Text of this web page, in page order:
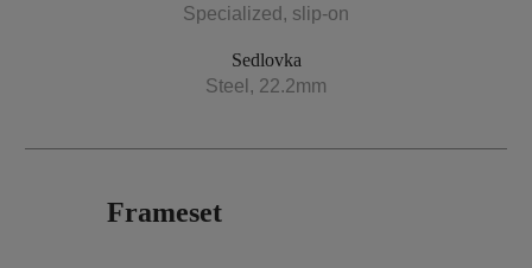
Specialized, slip-on
Sedlovka
Steel, 22.2mm
Frameset